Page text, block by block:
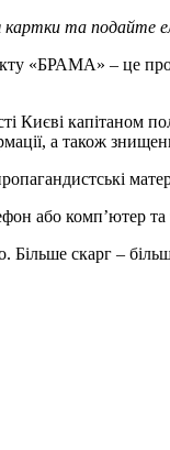
та подайте
«БРАМА» – це
Києві
а також
або компʼютер
скарг –